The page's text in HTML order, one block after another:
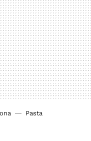
Pasta